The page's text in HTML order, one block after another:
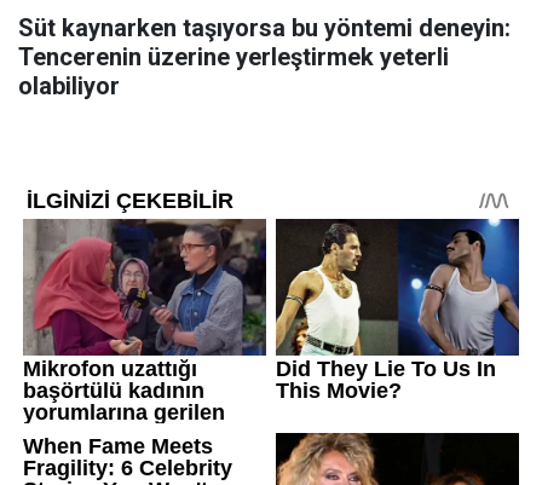
Süt kaynarken taşıyorsa bu yöntemi deneyin:
Tencerenin üzerine yerleştirmek yeterli
olabiliyor